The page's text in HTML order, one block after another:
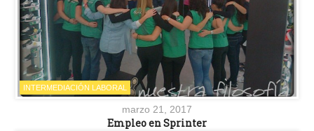
INTERMEDIACIÓN LABORAL
marzo 21, 2017
Empleo en Sprinter